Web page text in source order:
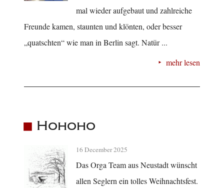
mal wieder aufgebaut und zahlreiche
Freunde kamen, staunten und klönten, oder besser
„quatschten“ wie man in Berlin sagt. Natür ...
mehr lesen
Hohoho
16 December 2025
Das Orga Team aus Neustadt wünscht
allen Seglern ein tolles Weihnachtsfest.